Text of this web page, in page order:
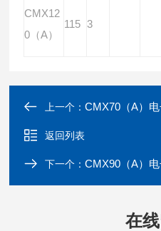
CMX12
0（A）
115 3
上一个：CMX70（A）电子防潮
返回列表
下一个：CMX90（A）电子防
在